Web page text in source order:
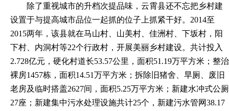
除了重视城市的升档次提品味，云霄县还不忘把乡村建
设置于与提高城市品位一起抓的位子上抓紧干好。 2014至
2015两年，该县就在马山村、山美村、佳洲村、下坂村，阳
下村、内洞村等22个行政村，开展美丽乡村建设。共计投入
2.728亿元，硬化村道长53.57公里，面积51.19万平方米；整治
裸房1457栋，面积14.51万平方米；拆除旧猪舍、旱厕、废旧
老房及临时搭盖2627间，面积5.25万平方米；新建水冲式公厕
27座；新建集中污水处理设施共计25个，新建污水管网38.17